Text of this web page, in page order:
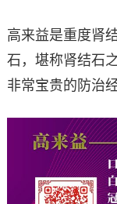
高来益是重度肾
石，堪称肾结石
非常宝贵的防治